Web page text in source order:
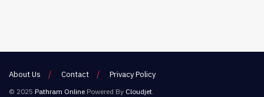
About Us Contact Privacy Policy
© 2025 Pathram Online Powered By Cloudjet.